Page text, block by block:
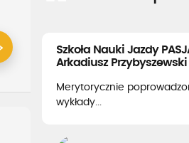
Szkoła Nauki Jazdy
Arkadiusz Przybyszewski
Merytorycznie
wykłady...